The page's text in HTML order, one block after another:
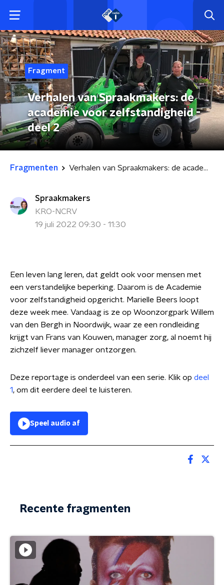
Fragment
Verhalen van Spraakmakers: de
academie voor zelfstandigheid -
deel 2
Fragmenten Verhalen van Spraakmakers: de academie voor zelfstandigheid - deel 2
Spraakmakers
KRO-NCRV
19 juli 2022 09:30 - 11:30
Een leven lang leren, dat geldt ook voor mensen met
een verstandelijke beperking. Daarom is de Academie
voor zelfstandigheid opgericht. Marielle Beers loopt
deze week mee. Vandaag is ze op Woonzorgpark Willem
van den Bergh in Noordwijk, waar ze een rondleiding
krijgt van Frans van Kouwen, manager zorg, al noemt hij
zichzelf liever manager ontzorgen.
Deze reportage is onderdeel van een serie. Klik op deel
1, om dit eerdere deel te luisteren.
Speel audio af
Recente fragmenten